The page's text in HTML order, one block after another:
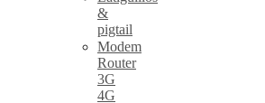
&
pigtail
Modem
Router
3G
4G